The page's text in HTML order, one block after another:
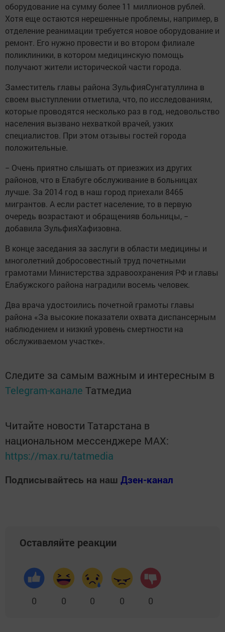
оборудование на сумму более 11 миллионов рублей.
Хотя еще остаются нерешенные проблемы, например, в
отделение реанимации требуется новое оборудование и
ремонт. Его нужно провести и во втором филиале
поликлиники, в котором медицинскую помощь
получают жители исторической части города.
Заместитель главы района ЗульфияСунгатуллина в
своем выступлении отметила, что, по исследованиям,
которые проводятся несколько раз в год, недовольство
населения вызвано нехваткой врачей, узких
специалистов. При этом отзывы гостей города
положительные.
− Очень приятно слышать от приезжих из других
районов, что в Елабуге обслуживание в больницах
лучше. За 2014 год в наш город приехали 8465
мигрантов. А если растет население, то в первую
очередь возрастают и обращенияв больницы, −
добавила ЗульфияХафизовна.
В конце заседания за заслуги в области медицины и
многолетний добросовестный труд почетными
грамотами Министерства здравоохранения РФ и главы
Елабужского района наградили восемь человек.
Два врача удостоились почетной грамоты главы
района «За высокие показатели охвата диспансерным
наблюдением и низкий уровень смертности на
обслуживаемом участке».
Следите за самым важным и интересным в
Telegram-канале Татмедиа
Читайте новости Татарстана в
национальном мессенджере MАХ:
https://max.ru/tatmedia
Подписывайтесь на наш Дзен-канал
Оставляйте реакции
0 0 0 0 0